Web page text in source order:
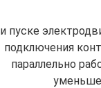
пуске
подключения
параллельно